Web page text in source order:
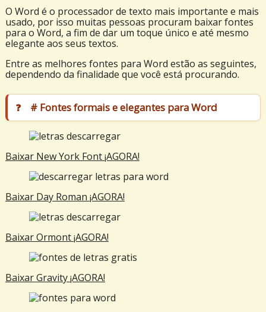
O Word é o processador de texto mais importante e mais
usado, por isso muitas pessoas procuram baixar fontes
para o Word, a fim de dar um toque único e até mesmo
elegante aos seus textos.
Entre as melhores fontes para Word estão as seguintes,
dependendo da finalidade que você está procurando.
# Fontes formais e elegantes para Word
Baixar New York Font ¡AGORA!
Baixar Day Roman ¡AGORA!
Baixar Ormont ¡AGORA!
Baixar Gravity ¡AGORA!